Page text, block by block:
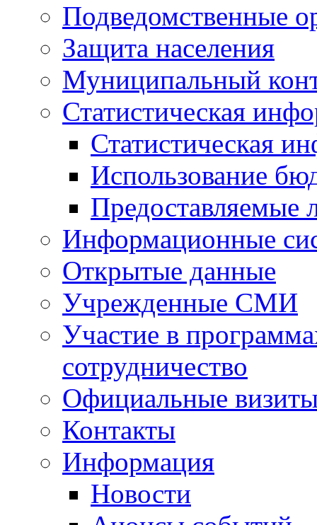
Подведомственные
Защита населения
Муниципальный
Статистическая
Статистическая
Использование
Предоставляемые
Информационные
Открытые данные
Учрежденные СМИ
Участие в
сотрудничество
Официальные
Контакты
Информация
Новости